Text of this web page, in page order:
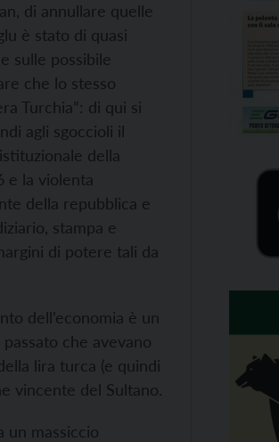
di annullare quelle
è stato di quasi
sulle possibile
che lo stesso
Turchia”: di qui si
agli sgoccioli il
della
e la violenta
della repubblica e
stampa e
di potere tali da
dell’economia è un
che avevano
lira turca (e quindi
vincente del Sultano.
un massiccio